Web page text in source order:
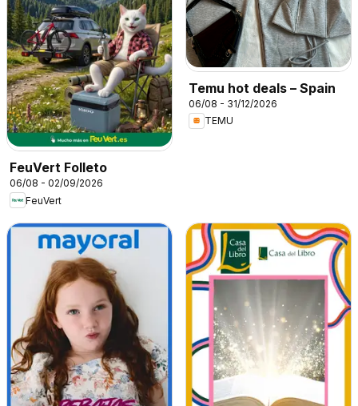
FeuVert Folleto
06/08 - 02/09/2026
FeuVert
Temu hot deals – Spain
06/08 - 31/12/2026
TEMU